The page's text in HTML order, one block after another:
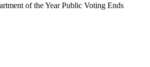
of the Year Public Voting Ends